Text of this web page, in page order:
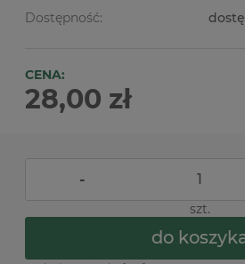
Dostępność:
CENA:
28,00 zł
-
szt.
do